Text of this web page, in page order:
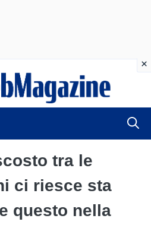
tra le
ci riesce sta
questo nella